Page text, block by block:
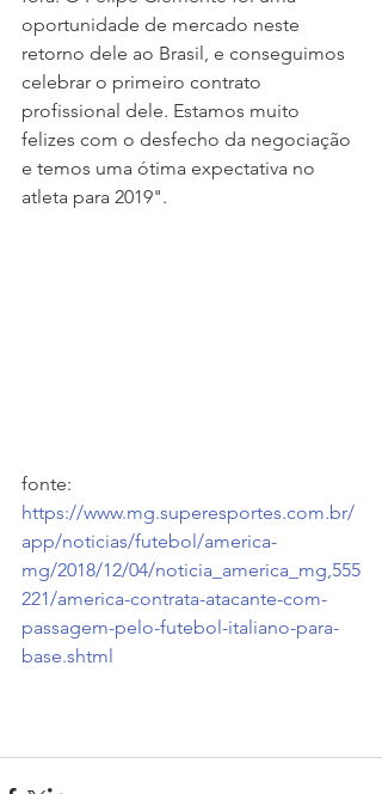
oportunidade de mercado neste
retorno dele ao Brasil, e conseguimos
celebrar o primeiro contrato
profissional dele. Estamos muito
felizes com o desfecho da negociação
e temos uma ótima expectativa no
atleta para 2019".
fonte:
https://www.mg.superesportes.com.br/
app/noticias/futebol/america-
mg/2018/12/04/noticia_america_mg,555
221/america-contrata-atacante-com-
passagem-pelo-futebol-italiano-para-
base.shtml